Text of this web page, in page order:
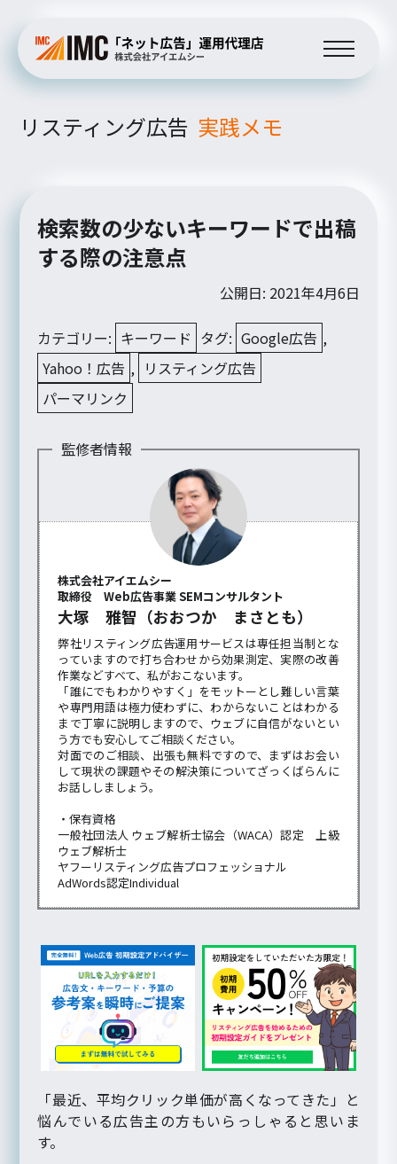
リスティング広告 実践メモ
検索数の少ないキーワードで出稿
する際の注意点
公開日: 2021年4月6日
カテゴリー: キーワード タグ: Google広告 ,
Yahoo！広告 , リスティング広告
パーマリンク
監修者情報
株式会社アイエムシー
取締役 Web広告事業 SEMコンサルタント
大塚 雅智（おおつか まさとも）
弊社リスティング広告運用サービスは専任担当制とな
っていますので打ち合わせから効果測定、実際の改善
作業などすべて、私がおこないます。
「誰にでもわかりやすく」をモットーとし難しい言葉
や専門用語は極力使わずに、わからないことはわかる
まで丁寧に説明しますので、ウェブに自信がないとい
う方でも安心してご相談ください。
対面でのご相談、出張も無料ですので、まずはお会い
して現状の課題やその解決策についてざっくばらんに
お話ししましょう。
・保有資格
一般社団法人 ウェブ解析士協会（WACA）認定 上級
ウェブ解析士
ヤフーリスティング広告プロフェッショナル
AdWords認定Individual
「最近、平均クリック単価が高くなってきた」と
悩んでいる広告主の方もいらっしゃると思いま
す。